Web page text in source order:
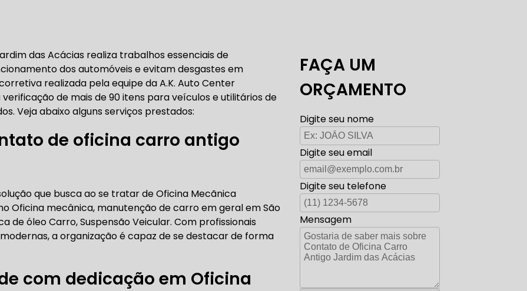
TROCA DE BATERIA OFICINA AUTO ELÉTRICA
ABERTA HOJE AUTO ELÉTRICA SOCORRO
PRÓXIMO DE MIM AUTO ELÉTRICA ZONA SUL
CORREIAS DENTADAS
CORREIA DENTADA RANGE ROVER
das Acácias realiza trabalhos essenciais de
dos automóveis e evitam desgastes em
realizada pela equipe da A.K. Auto Center
de mais de 90 itens para veículos e utilitários de
Veja abaixo alguns serviços prestados:
de oficina carro antigo
que busca ao se tratar de Oficina Mecãnica
Oficina mecânica, manutenção de carro em geral em São
de óleo Carro, Suspensão Veicular. Com profissionais
a organização é capaz de se destacar de forma
com dedicação em Oficina
FAÇA UM
ORÇAMENTO
Digite seu nome
Digite seu email
Digite seu telefone
Mensagem